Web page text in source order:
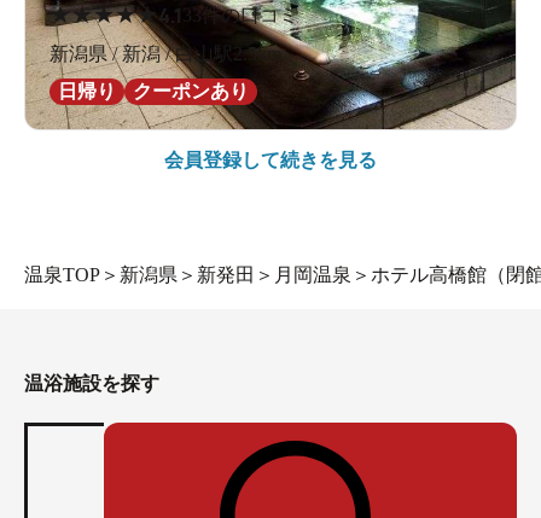
★★★★★4.1
33件の口コミ
新潟県 / 新潟 / 白山駅2.5km
日帰り
クーポンあり
会員登録して続きを見る
温泉TOP ＞ 新潟県 ＞ 新発田 ＞ 月岡温泉 ＞ ホテル高橋館（閉
温浴施設を探す